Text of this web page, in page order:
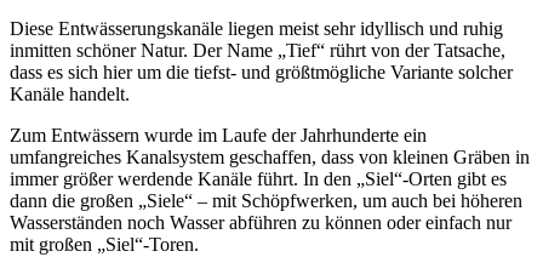
Diese Entwässerungskanäle liegen meist sehr idyllisch und ruhig
inmitten schöner Natur. Der Name „Tief“ rührt von der Tatsache,
dass es sich hier um die tiefst- und größtmögliche Variante solcher
Kanäle handelt.
Zum Entwässern wurde im Laufe der Jahrhunderte ein
umfangreiches Kanalsystem geschaffen, dass von kleinen Gräben in
immer größer werdende Kanäle führt. In den „Siel“-Orten gibt es
dann die großen „Siele“ – mit Schöpfwerken, um auch bei höheren
Wasserständen noch Wasser abführen zu können oder einfach nur
mit großen „Siel“-Toren.